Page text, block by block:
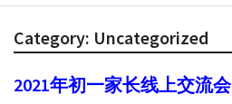
Category: Uncategorized
2021年初一家长线上交流会